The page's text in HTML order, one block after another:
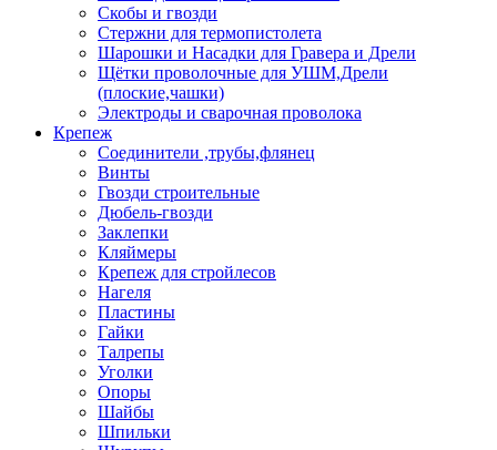
Скобы и гвозди
Стержни для термопистолета
Шарошки и Насадки для Гравера и Дрели
Щётки проволочные для УШМ,Дрели
(плоские,чашки)
Электроды и сварочная проволока
Крепеж
Соединители ,трубы,флянец
Винты
Гвозди строительные
Дюбель-гвозди
Заклепки
Кляймеры
Крепеж для стройлесов
Нагеля
Пластины
Гайки
Талрепы
Уголки
Опоры
Шайбы
Шпильки